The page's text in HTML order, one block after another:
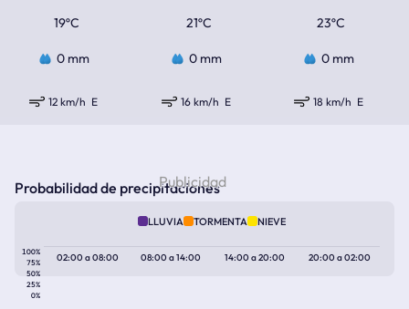
19ºC 21ºC 23ºC
0 mm 0 mm 0 mm
12 km/h E 16 km/h E 18 km/h E
Probabilidad de precipitaciones
LLUVIA TORMENTA NIEVE
100%
75%
50%
25%
0%
02:00a08:00 08:00a14:00 14:00a20:00 20:00a02:00